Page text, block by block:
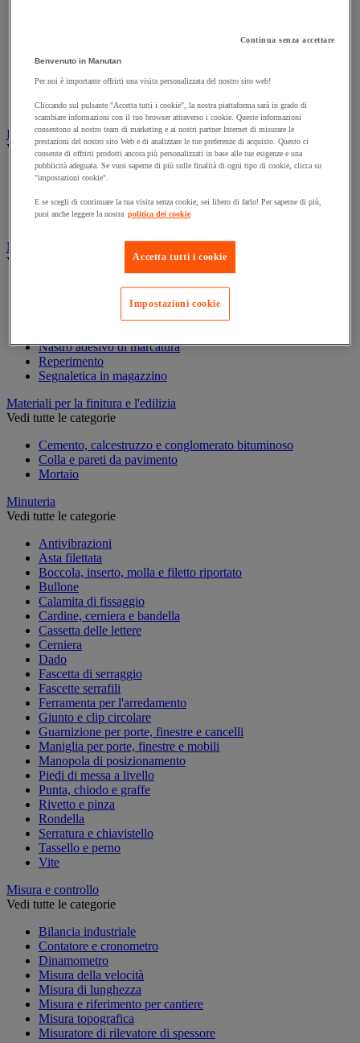
Lampada portatile
Lampadina
Torcia
Ingrassaggio e lubrificazione
Vedi tutte le categorie
Anti-aderente
Grasso e olio
Lubrificante e sbloccante
Marcatura
Vedi tutte le categorie
Marcatura industriale
Marcatura permanente
Nastro adesivo di marcatura
Reperimento
Segnaletica in magazzino
Materiali per la finitura e l'edilizia
Vedi tutte le categorie
Cemento, calcestruzzo e conglomerato bituminoso
Colla e pareti da pavimento
Mortaio
Minuteria
Vedi tutte le categorie
Antivibrazioni
Asta filettata
Boccola, inserto, molla e filetto riportato
Bullone
Calamita di fissaggio
Cardine, cerniera e bandella
Cassetta delle lettere
Cerniera
Dado
Fascetta di serraggio
Fascette serrafili
Ferramenta per l'arredamento
Giunto e clip circolare
Guarnizione per porte, finestre e cancelli
Maniglia per porte, finestre e mobili
Manopola di posizionamento
Piedi di messa a livello
Punta, chiodo e graffe
Rivetto e pinza
Rondella
Serratura e chiavistello
Tassello e perno
Vite
Misura e controllo
Vedi tutte le categorie
Bilancia industriale
Contatore e cronometro
Dinamometro
Misura della velocità
Misura di lunghezza
Misura e riferimento per cantiere
Misura topografica
Misuratore di rilevatore di spessore
Continua senza accettare
Benvenuto in Manutan
Per noi è importante offrirti una visita personalizzata del nostro sito web!
Cliccando sul pulsante "Accetta tutti i cookie", la nostra piattaforma sarà in grado di
scambiare informazioni con il tuo browser attraverso i cookie. Queste informazioni
consentono al nostro team di marketing e ai nostri partner Internet di misurare le
prestazioni del nostro sito Web e di analizzare le tue preferenze di acquisto. Questo ci
consente di offrirti prodotti ancora più personalizzati in base alle tue esigenze e una
pubblicità adeguata. Se vuoi saperne di più sulle finalità di ogni tipo di cookie, clicca su
"impostazioni cookie".
E se scegli di continuare la tua visita senza cookie, sei libero di farlo! Per saperne di più,
puoi anche leggere la nostra politica dei cookie
Accetta tutti i cookie
Impostazioni cookie